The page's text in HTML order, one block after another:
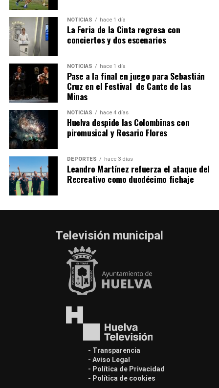
SEXTA CORRIDA DE LAS FIESTAS COLOMBINAS
2026
hace 4 días· Huelvatv
NOTICIAS hace 1 día
La Feria de la Cinta regresa con
conciertos y dos escenarios
NOTICIAS hace 1 día
Pase a la final en juego para Sebastián
Cruz en el Festival de Cante de las
Minas
NOTICIAS hace 4 días
Huelva despide las Colombinas con
piromusical y Rosario Flores
DEPORTES hace 3 días
Leandro Martínez refuerza el ataque del
Recreativo como duodécimo fichaje
Televisión municipal
- Transparencia
- Aviso Legal
- Política de Privacidad
- Política de cookies